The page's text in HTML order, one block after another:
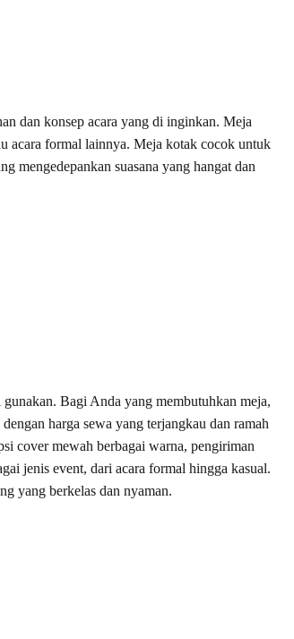
dan konsep acara yang di inginkan. Meja
acara formal lainnya. Meja kotak cocok untuk
mengedepankan suasana yang hangat dan
Bagi Anda yang membutuhkan meja,
harga sewa yang terjangkau dan ramah
cover mewah berbagai warna, pengiriman
jenis event, dari acara formal hingga kasual.
yang berkelas dan nyaman.